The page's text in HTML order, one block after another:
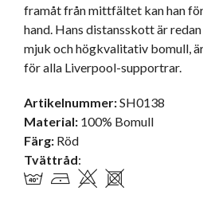
framåt från mittfältet kan han
hand. Hans distansskott är
mjuk och högkvalitativ bomull,
för alla Liverpool-supportrar.
Artikelnummer:SH0138
Material: 100% Bomull
Färg: Röd
Tvättråd: